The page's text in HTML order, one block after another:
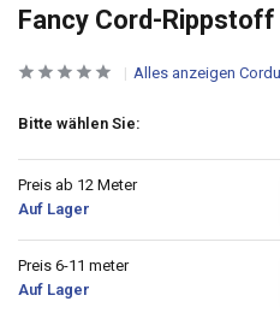
Fancy Cord-Rippstoff
Alles anzeigen
Bitte wählen Sie:
Preis ab 12 Meter
Auf Lager
Preis 6-11 meter
Auf Lager